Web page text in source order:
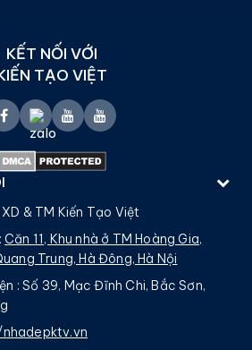
KẾT NỐI VỚI
TẠO VIỆT
& TM Kiến Tạo Việt
Căn 11, Khu nhà ở TM Hoàng Gia,
Trung, Hà Đông, Hà Nội
: Số 39, Mạc Đĩnh Chi, Bắc Sơn,